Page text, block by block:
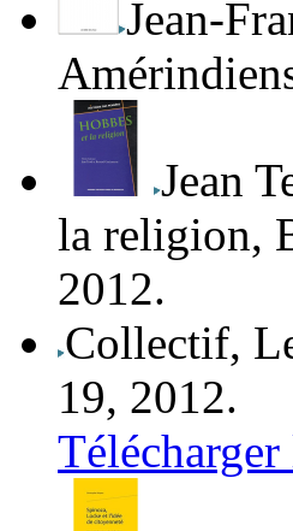
Jean-
Jean
la religion,
2012.
Collectif,
19, 2012.